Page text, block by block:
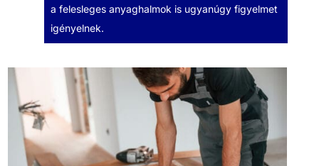
a felesleges anyaghalmok is ugyanúgy figyelmet
igényelnek.